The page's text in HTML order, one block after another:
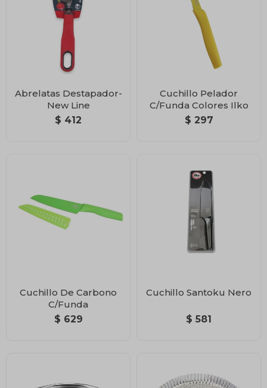
Abrelatas Destapador-
New Line
$ 412
Cuchillo Pelador
C/Funda Colores Ilko
$ 297
Cuchillo De Carbono
C/Funda
$ 629
Cuchillo Santoku Nero
$ 581